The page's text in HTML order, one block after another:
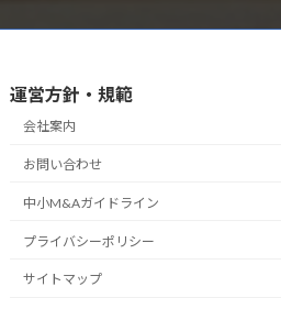
運営方針・規範
会社案内
お問い合わせ
中小M&Aガイドライン
プライバシーポリシー
サイトマップ